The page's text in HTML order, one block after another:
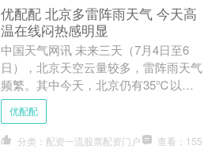
优配配 北京多雷阵雨天气 今天高
温在线闷热感明显
中国天气网讯 未来三天（7月4日至6
日），北京天空云量较多，雷阵雨天气
频繁。其中今天，北京仍有35℃以上
的高温天气，体感闷热，午后至前半夜
局地需注意防范短时强降....
优配配
分类：配资一流股票配资门户 查看：155